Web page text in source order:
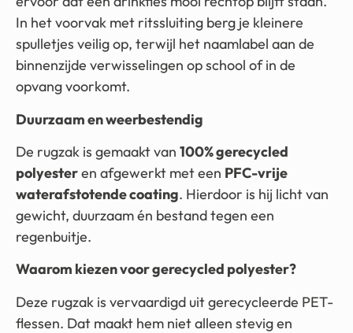
In het voorvak met ritssluiting berg je kleinere
spulletjes veilig op, terwijl het naamlabel aan de
binnenzijde verwisselingen op school of in de
opvang voorkomt.
Duurzaam en weerbestendig
De rugzak is gemaakt van 100% gerecycled
polyesteren afgewerkt met een PFC-vrije
waterafstotende coating. Hierdoor is hij licht van
gewicht, duurzaam én bestand tegen een
regenbuitje.
Waarom kiezen voor gerecycled polyester?
Deze rugzak is vervaardigd uit gerecycleerde PET-
flessen. Dat maakt hem niet alleen stevig en